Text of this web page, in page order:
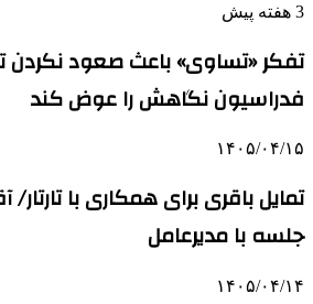
3 هفته پیش
تفکر «تساوی» باعث صعود
فدراسیون نگاهش را عوض کند
۱۴۰۵/۰۴/۱۵
تمایل باقری برای همکاری با تارتار/
جلسه با مدیرعامل
۱۴۰۵/۰۴/۱۴